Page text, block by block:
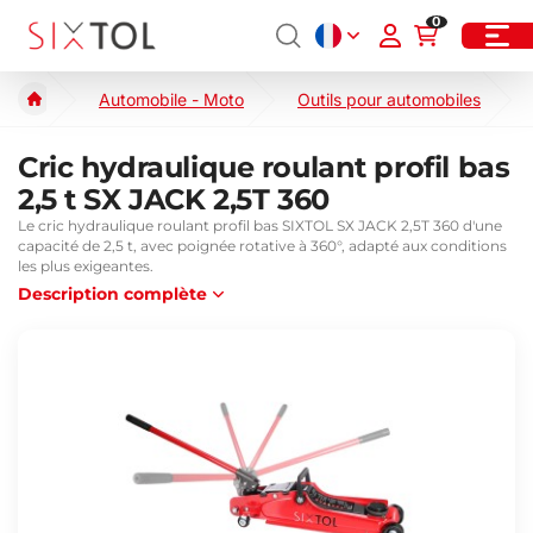
0
Automobile - Moto Outils pour automobiles
Cric hydraulique roulant profil bas
2,5 t SX JACK 2,5T 360
Le cric hydraulique roulant profil bas SIXTOL SX JACK 2,5T 360 d'une
capacité de 2,5 t, avec poignée rotative à 360°, adapté aux conditions
les plus exigeantes.
Description complète